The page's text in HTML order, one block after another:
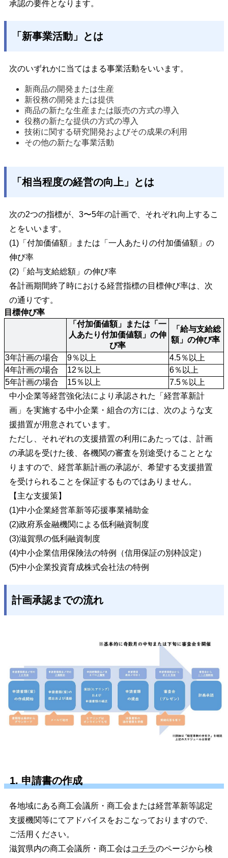
承認の要件となります。
「新事業活動」とは
次のいずれかに当てはまる事業活動をいいます。
新商品の開発または生産
新役務の開発または提供
商品の新たな生産または販売の方式の導入
役務の新たな提供の方式の導入
技術に関する研究開発およびその成果の利用
その他の新たな事業活動
「相当程度の経営の向上」とは
次の2つの指標が、3〜5年の計画で、それぞれ向上するこ
とをいいます。
(1)「付加価値額」または「一人あたりの付加価値額」の
伸び率
(2)「給与支給総額」の伸び率
各計画期間終了時における経営指標の目標伸び率は、次
の通りです。
目標伸び率
「付加価値額」または「一
人あたり付加価値額」の伸
び率
「給与支給総
額」の伸び率
3年計画の場合 9％以上
4.5％以上
4年計画の場合
12％以上
6％以上
5年計画の場合
15％以上
7.5％以上
中小企業等経営強化法により承認された「経営革新計
画」を実施する中小企業・組合の方には、次のような支
援措置が用意されています。
ただし、それぞれの支援措置の利用にあたっては、計画
の承認を受けた後、各機関の審査を別途受けることとな
りますので、経営革新計画の承認が、希望する支援措置
を受けられることを保証するものではありません。
【主な支援策】
(1)中小企業経営革新等応援事業補助金
(2)政府系金融機関による低利融資制度
(3)滋賀県の低利融資制度
(4)中小企業信用保険法の特例（信用保証の別枠設定）
(5)中小企業投資育成株式会社法の特例
計画承認までの流れ
1. 申請書の作成
各地域にある商工会議所・商工会または経営革新等認定
支援機関等にてアドバイスをおこなっておりますので、
ご活用ください。
滋賀県内の商工会議所・商工会はコチラのページから検